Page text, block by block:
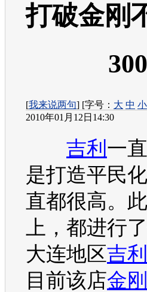
打破金刚
[我来说两句] [字号： 大 中 小
2010年01月12日14:30
吉利 一
是打造平民
直都很高。
上，都进行
大连地区吉
目前该店金刚